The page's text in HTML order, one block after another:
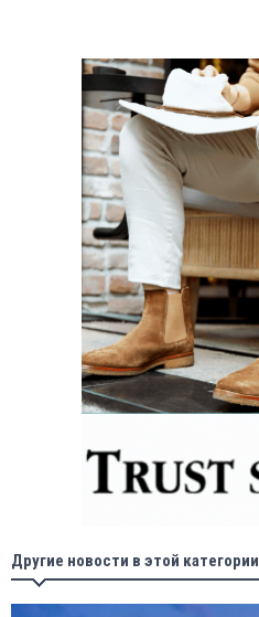
Другие новости в этой категории